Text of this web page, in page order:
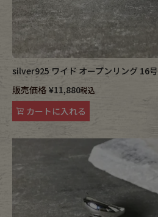
silver925 ワイド オープンリング 16号
販売価格 ¥11,880税込
カートに入れる